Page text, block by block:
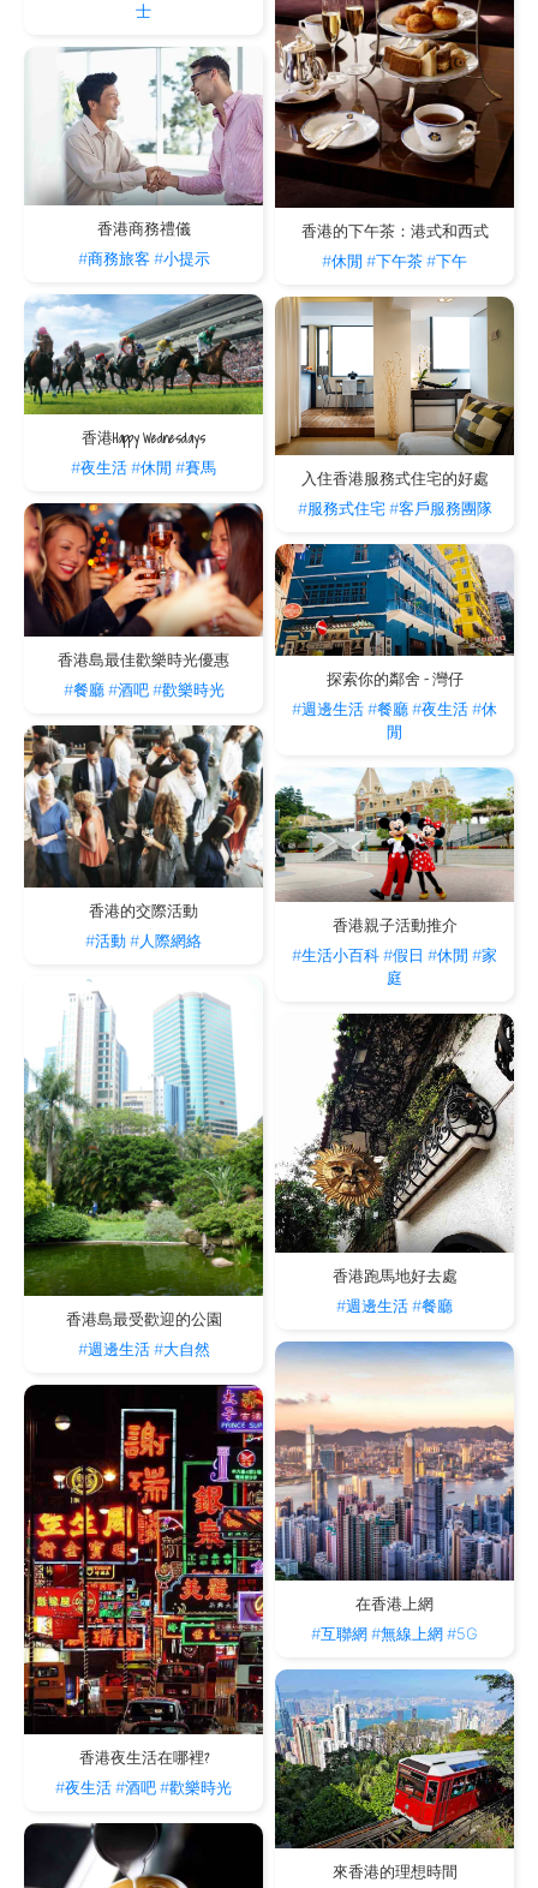
士
香港的下午茶：港式和西式
#休閒 #下午茶#下午
香港商務禮儀
#商務旅客 #小提示
香港Happy Wednesdays
#夜生活#休閒 #賽馬
入住香港服務式住宅的好處
#服務式住宅 #客戶服務團隊
香港島最佳歡樂時光優惠
#餐廳 #酒吧 #歡樂時光
探索你的鄰舍 - 灣仔
#週邊生活#餐廳#夜生活#休
閒
香港的交際活動
#活動#人際網絡
香港親子活動推介
#生活小百科#假日 #休閒 #家
庭
香港島最受歡迎的公園
#週邊生活 #大自然
香港跑馬地好去處
#週邊生活#餐廳
在香港上網
#互聯網#無線上網#5G
香港夜生活在哪裡?
#夜生活#酒吧#歡樂時光
來香港的理想時間